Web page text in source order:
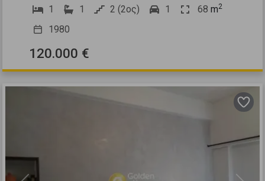
1
1 2 (2ος) 1 68 m2
1980
120.000 €